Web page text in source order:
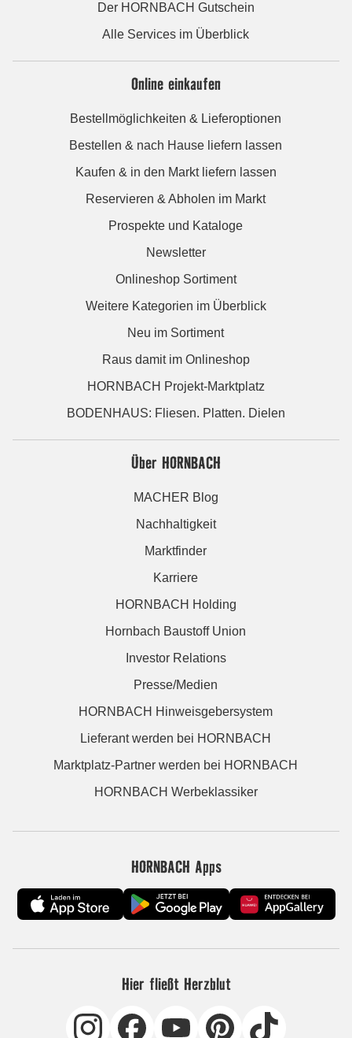
Der HORNBACH Gutschein
Alle Services im Überblick
Online einkaufen
Bestellmöglichkeiten & Lieferoptionen
Bestellen & nach Hause liefern lassen
Kaufen & in den Markt liefern lassen
Reservieren & Abholen im Markt
Prospekte und Kataloge
Newsletter
Onlineshop Sortiment
Weitere Kategorien im Überblick
Neu im Sortiment
Raus damit im Onlineshop
HORNBACH Projekt-Marktplatz
BODENHAUS: Fliesen. Platten. Dielen
Über HORNBACH
MACHER Blog
Nachhaltigkeit
Marktfinder
Karriere
HORNBACH Holding
Hornbach Baustoff Union
Investor Relations
Presse/Medien
HORNBACH Hinweisgebersystem
Lieferant werden bei HORNBACH
Marktplatz-Partner werden bei HORNBACH
HORNBACH Werbeklassiker
HORNBACH Apps
Hier fließt Herzblut